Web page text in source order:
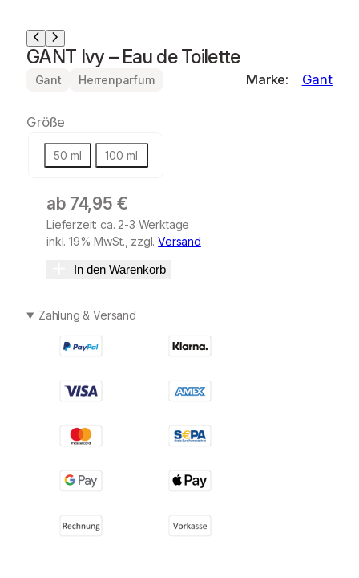
GANT Ivy – Eau de Toilette
Gant Herrenparfum Marke: Gant
Größe
50 ml 100 ml
ab 74,95 €
Lieferzeit: ca. 2-3 Werktage
inkl. 19% MwSt., zzgl.Versand
In den Warenkorb
Zahlung & Versand